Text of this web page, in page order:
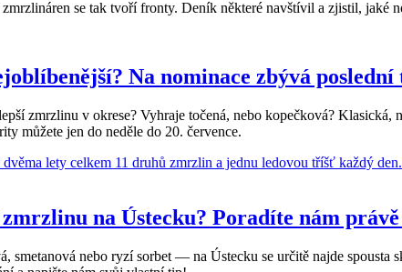
se tak tvoří fronty. Deník některé navštívil a zjistil, jaké
Na nominace zbývá poslední
zmrzlinu v okrese? Vyhraje točená, nebo kopečková?
můžete jen do neděle do 20. července.
na Ústecku? Poradíte nám
smetanová nebo ryzí sorbet — na Ústecku se určitě najde